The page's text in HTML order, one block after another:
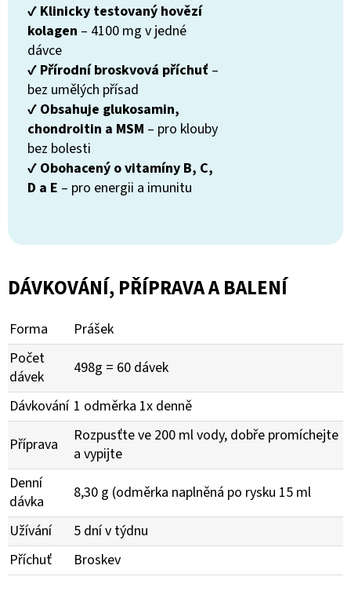
✔ Klinicky testovaný hovězí
kolagen – 4100 mg v jedné
dávce
✔ Přírodní broskvová příchuť –
bez umělých přísad
✔ Obsahuje glukosamin,
chondroitin a MSM – pro klouby
bez bolesti
✔ Obohacený o vitamíny B, C,
D a E – pro energii a imunitu
DÁVKOVÁNÍ, PŘÍPRAVA A BALENÍ
Forma
Prášek
Počet
dávek
498g = 60 dávek
Dávkování 1 odměrka 1x denně
Příprava
Rozpusťte ve 200 ml vody, dobře promíchejte
a vypijte
Denní
dávka
8,30 g (odměrka naplněná po rysku 15 ml
Užívání
5 dní v týdnu
Příchuť
Broskev